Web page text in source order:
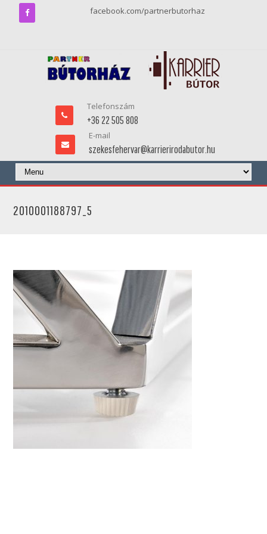
facebook.com/partnerbutorhaz
Telefonszám
+36 22 505 808
E-mail
szekesfehervar@karrierirodabutor.hu
2010001188797_5